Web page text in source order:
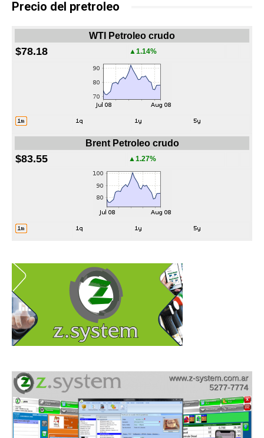
Precio del pretroleo
WTI Petroleo crudo
$78.18 ▲1.14%
Brent Petroleo crudo
$83.55 ▲1.27%